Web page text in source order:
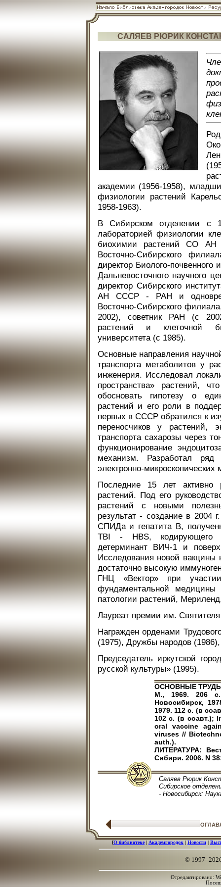
САЛЯЕВ РЮРИК
академии (1956-1958),
физиологии растений
1958-1963).
В Сибирском отделении с
лабораторией физиологии
биохимии растений СО АН
Восточно-Сибирского
директор Биолого-
Дальневосточного научного
директор Сибирского
АН СССР - РАН и
Восточно-Сибирского
2002), советник РАН (с
растений и клеточной
университета (с 1985).
Основные направления
транспорта метаболитов у
инженерия. Исследовал
пространства» растений,
обосновать гипотезу о
растений и его роли в
первых в СССР обратился к
переносчиков у растений,
транспорта сахарозы через
функционирование
механизм. Разработал ряд
электронно-микроскопических
Последние 15 лет активно
растений. Под его
растений с новыми
результат - создание в 2004
СПИДа и гепатита В,
TBI - HBS, кодирующего
детерминант ВИЧ-1 и
Исследования новой
достаточно высокую
ГНЦ «Вектор» при
фундаментальной
патологии растений,
Лауреат премии им. Святителя
Награжден орденами
(1975), Дружбы народов
Председатель иркутской
русской культуры» (1995).
ОСНОВНЫЕ ТРУДЫ:
М., 1969. 206
Новосибирск,
1979. 112 с. (в
102 с. (в соавт.);
oral vaccine
viruses //
auth.).
ЛИТЕРАТУРА:
Сибири. 2006. N
Саляев Рюрик
Сибирское
- Новосибирск:
[О библиотеке|Академгородок|Новости|
©
Отредактировано: